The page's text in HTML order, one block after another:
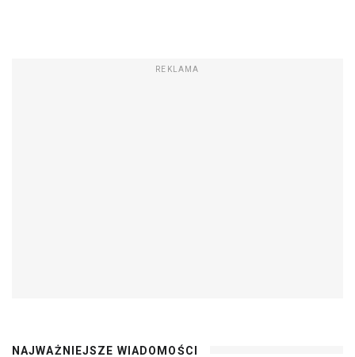
REKLAMA
NAJWAŻNIEJSZE WIADOMOŚCI